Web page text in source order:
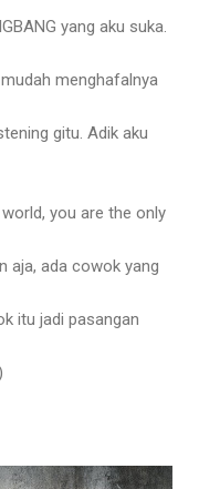
yang aku suka.
menghafalnya
gitu. Adik aku
you are the only
aja, ada cowok yang
itu jadi pasangan